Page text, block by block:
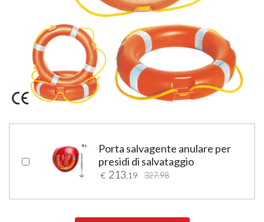
Porta salvagente anulare per
presidi di salvataggio
€ 213 ,19 327,98